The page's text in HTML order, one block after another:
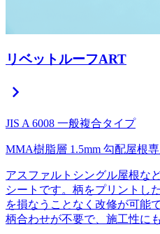
リベットルーフART
chevron_right
JIS A 6008 一般複合タイプ
MMA樹脂層 1.5mm 勾配屋根専
アスファルトシングル屋根な
シートです。柄をプリントし
を損なうことなく改修が可能
柄合わせが不要で、施工性に